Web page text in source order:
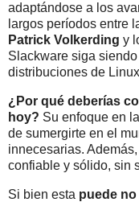
adaptándose a los
largos períodos entre
Patrick Volkerding y
Slackware siga
distribuciones de
¿Por qué deberías
hoy? Su enfoque en
de sumergirte en el
innecesarias.
confiable y sólido, sin
Si bien esta puede